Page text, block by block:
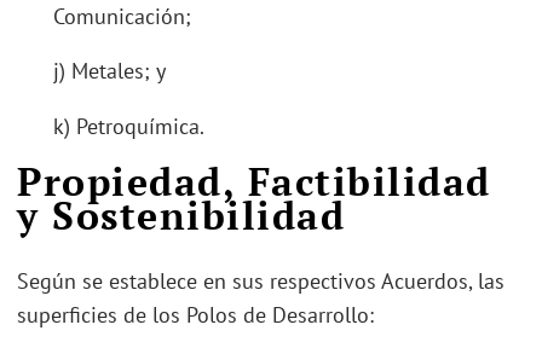
Comunicación;
j) Metales; y
k) Petroquímica.
Propiedad, Factibilidad
y Sostenibilidad
Según se establece en sus respectivos Acuerdos, las
superficies de los Polos de Desarrollo: